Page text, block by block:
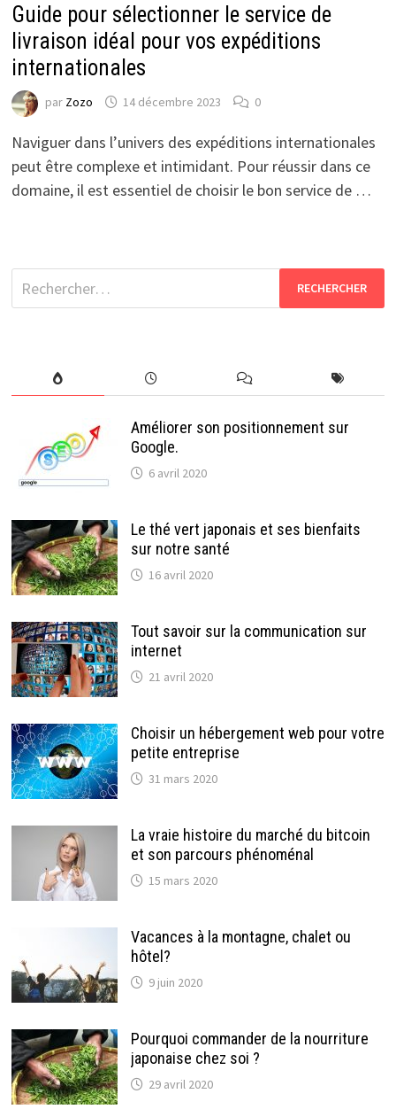
Guide pour sélectionner le service de
livraison idéal pour vos expéditions
internationales
par Zozo 14 décembre 2023 0
Naviguer dans l’univers des expéditions internationales
peut être complexe et intimidant. Pour réussir dans ce
domaine, il est essentiel de choisir le bon service de …
Rechercher :
Améliorer son positionnement sur
Google.
6 avril 2020
Le thé vert japonais et ses bienfaits
sur notre santé
16 avril 2020
Tout savoir sur la communication sur
internet
21 avril 2020
Choisir un hébergement web pour votre
petite entreprise
31 mars 2020
La vraie histoire du marché du bitcoin
et son parcours phénoménal
15 mars 2020
Vacances à la montagne, chalet ou
hôtel?
9 juin 2020
Pourquoi commander de la nourriture
japonaise chez soi ?
29 avril 2020